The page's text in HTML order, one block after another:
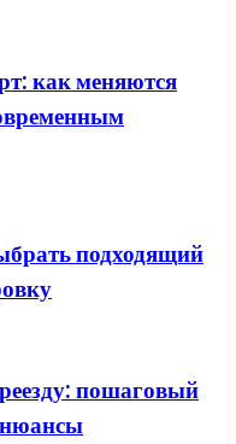
как меняются
подходящий
пошаговый